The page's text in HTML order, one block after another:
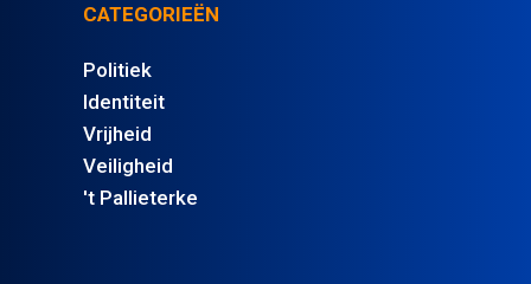
CATEGORIEËN
Politiek
Identiteit
Vrijheid
Veiligheid
't Pallieterke